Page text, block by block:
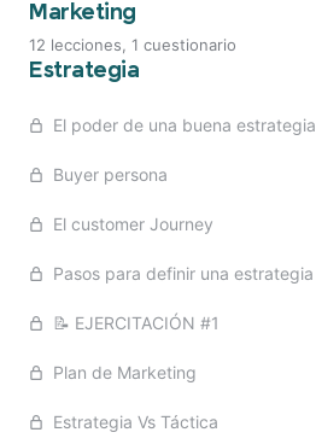
Marketing
Fundamentos: Introducción
Hitos de la comunicación
Tradicional Vs Digital
Marcas: Branding
Golden Circle
Posicionamiento
La imágen
Final
12 lecciones, 1 cuestionario
Estrategia
El poder de una buena estrategia
Buyer persona
El customer Journey
Pasos para definir una estrategia
📝 EJERCITACIÓN #1
Plan de Marketing
Estrategia Vs Táctica